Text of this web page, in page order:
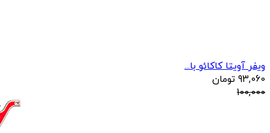
ویفر آویتا کاکائو با...
93,060 تومان
100,000